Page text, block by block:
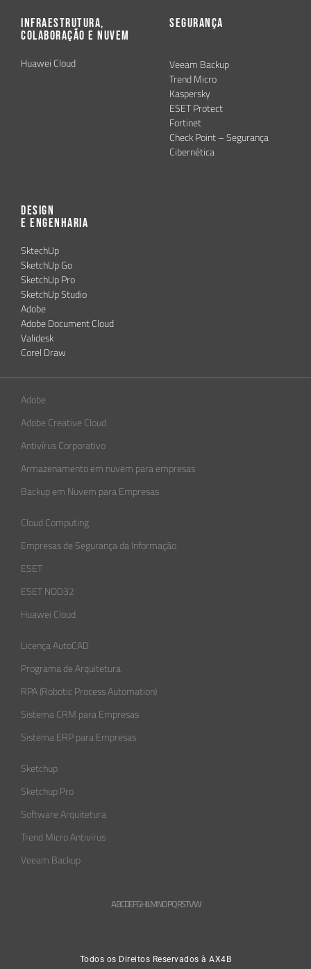
Infraestrutura,
Colaboração e Nuvem
Huawei Cloud
Segurança
Veeam Backup
Trend Micro
Kaspersky
ESET Protect
Fortinet
Check Point – Segurança
Cibernética
Design
e Engenharia
SktechUp
SketchUp Go
SketchUp Pro
SketchUp Studio
Adobe
Adobe Document Cloud
Validesk
Corel Draw
Adobe
Adobe Creative Cloud
Antivírus Corporativo
Armazenamento em nuvem para empresas
Backup em Nuvem para Empresas
Cloud Computing
Empresas de Segurança da Informação​
ESET
ESET NOD32
Huawei Cloud
Licença AutoCAD
Programa de Arquitetura
RPA (Robotic Process Automation)
Sistema CRM para Empresas
Sistema ERP para Empresas
Sketchup
Sketchup Pro
Software Arquitetura
Trend Micro Antivírus
Veeam Backup
ABCDEFGHLMNOPQRSTVW
Todos os Direitos Reservados à AX4B